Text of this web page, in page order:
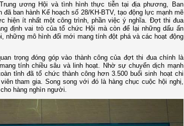
ương Hội và tình hình thực tiễn tại địa phương, Ban
đã ban hành Kế hoạch số 28/KH-BTV, tạo động lực mạnh mẽ
hiện ít nhất một công trình, phần việc ý nghĩa. Đợt thi đua
định vai trò của tổ chức Hội mà còn để lại những dấu ấn
những mô hình đổi mới mang tính đột phá và các hoạt động
trọng đóng góp vào thành công của đợt thi đua chính là
tính chiều sâu và linh hoạt. Nhờ sự chuyển dịch mạnh
tỉnh đã tổ chức thành công hơn 3.500 buổi sinh hoạt chi
tham gia. Song song với đó là hàng chục cuộc hội nghị,
hàng nghìn người.